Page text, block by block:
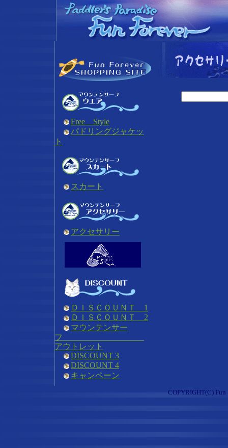
Free Style
パドリングジャケッ
ト
スカート
アクセサリー
ＤＩＳＣＯＵＮＴ 1
ＤＩＳＣＯＵＮＴ 2
マウンテンサー
フ
アウトレット
DISCOUNT 3
DISCOUNT 4
キャンペーン
COPYRIGHT(C)